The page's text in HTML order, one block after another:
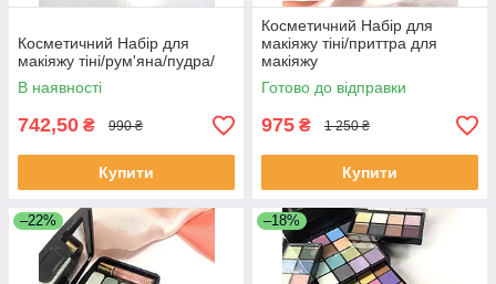
Косметичний Набір для
макіяжу тіні/рум'яна/пудра/
В наявності
742,50 ₴ 990 ₴
Купити
Косметичний Набір для
макіяжу тіні/приттра для
макіяжу
Готово до відправки
975 ₴ 1 250 ₴
Купити
–22% –18%